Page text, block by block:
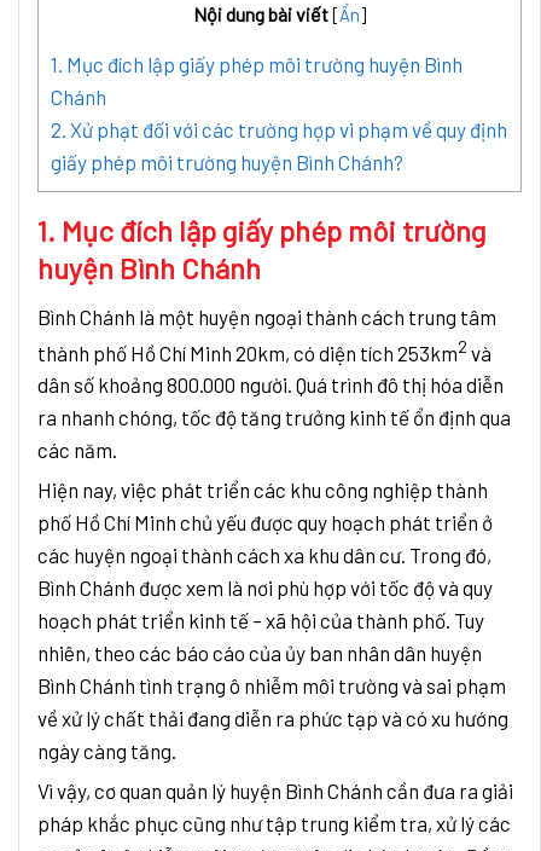
Nội dung bài viết[Ẩn]
1. Mục đích lập giấy phép môi trường huyện Bình
Chánh
2. Xử phạt đối với các trường hợp vi phạm về quy định
giấy phép môi trường huyện Bình Chánh?
1. Mục đích lập giấy phép môi trường
huyện Bình Chánh
Bình Chánh là một huyện ngoại thành cách trung tâm
thành phố Hồ Chí Minh 20km, có diện tích 253km2 và
dân số khoảng 800.000 người. Quá trình đô thị hóa diễn
ra nhanh chóng, tốc độ tăng trưởng kinh tế ổn định qua
các năm.
Hiện nay, việc phát triển các khu công nghiệp thành
phố Hồ Chí Minh chủ yếu được quy hoạch phát triển ở
các huyện ngoại thành cách xa khu dân cư. Trong đó,
Bình Chánh được xem là nơi phù hợp với tốc độ và quy
hoạch phát triển kinh tế – xã hội của thành phố. Tuy
nhiên, theo các báo cáo của ủy ban nhân dân huyện
Bình Chánh tình trạng ô nhiễm môi trường và sai phạm
về xử lý chất thải đang diễn ra phức tạp và có xu hướng
ngày càng tăng.
Vì vậy, cơ quan quản lý huyện Bình Chánh cần đưa ra giải
pháp khắc phục cũng như tập trung kiểm tra, xử lý các